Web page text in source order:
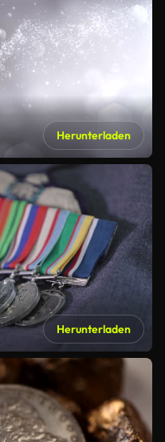
Herunterladen
Herunterladen